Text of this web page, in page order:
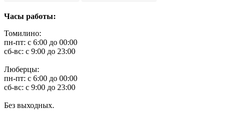
Часы работы:
Томилино:
пн-пт: с 6:00 до 00:00
сб-вс: с 9:00 до 23:00
Люберцы:
пн-пт: с 6:00 до 00:00
сб-вс: с 9:00 до 23:00
Без выходных.